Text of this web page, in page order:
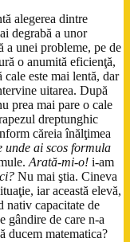
alegerea dintre
degrabă a unor
a unei probleme, pe de
o anumită eficienţă,
este mai lentă, dar
uitarea. După
prea mai pare o cale
dreptunghic
căreia înălţimea
unde ai scos formula
Arată-mi-o! i-am
Nu mai ştia. Cineva
iar această elevă,
nativ capacitate de
gândire de care n-a
ducem matematica?